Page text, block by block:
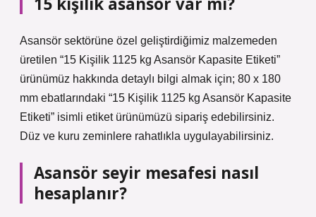
Asansör sektörüne özel geliştirdiğimiz malzemeden
üretilen “15 Kişilik 1125 kg Asansör Kapasite Etiketi”
ürünümüz hakkında detaylı bilgi almak için; 80 x 180
mm ebatlarındaki “15 Kişilik 1125 kg Asansör Kapasite
Etiketi” isimli etiket ürünümüzü sipariş edebilirsiniz.
Düz ve kuru zeminlere rahatlıkla uygulayabilirsiniz.
Asansör seyir mesafesi nasıl
hesaplanır?